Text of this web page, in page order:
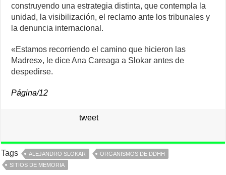
construyendo una estrategia distinta, que contempla la
unidad, la visibilización, el reclamo ante los tribunales y
la denuncia internacional.
«Estamos recorriendo el camino que hicieron las
Madres», le dice Ana Careaga a Slokar antes de
despedirse.
Página/12
tweet
Tags ALEJANDRO SLOKAR
ORGANISMOS DE DDHH
SITIOS DE MEMORIA